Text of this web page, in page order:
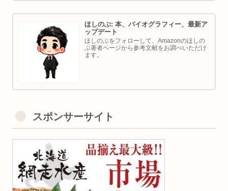
ほしのぶ: 本、バイオグラフィー、最新ア
ップデート
ほしのぶをフォローして、Amazonのほしの
ぶ著者ページから参考文献をお調べいただけ
ます。
スポンサーサイト